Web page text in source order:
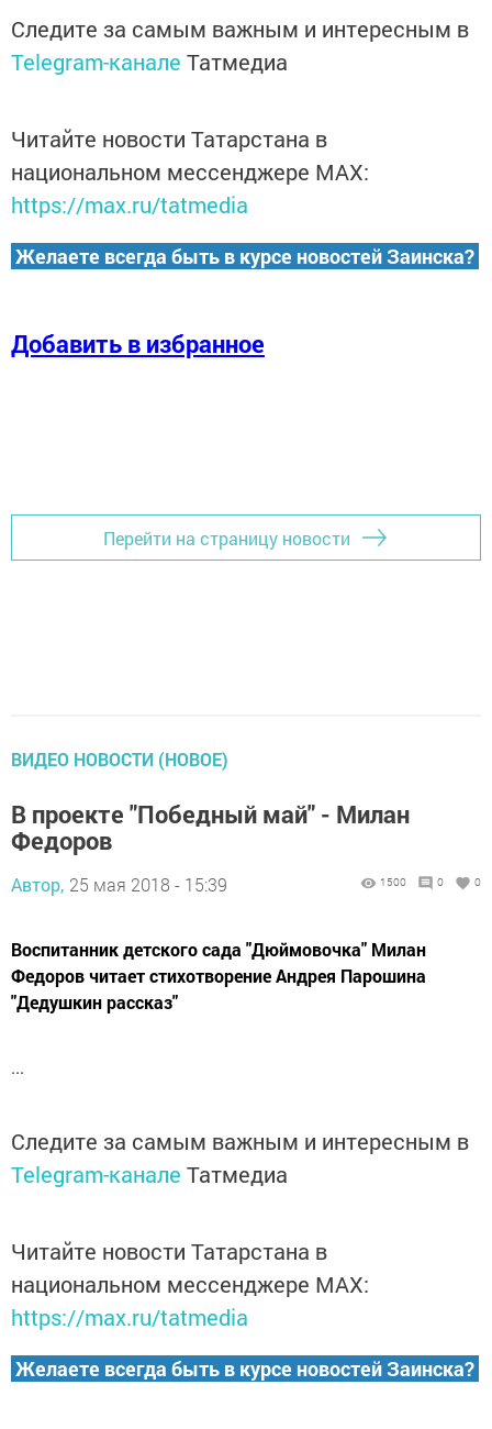
Следите за самым важным и интересным в
Telegram-канале Татмедиа
Читайте новости Татарстана в
национальном мессенджере MАХ:
https://max.ru/tatmedia
Желаете всегда быть в курсе новостей Заинска?
Добавить в избранное
Перейти на страницу новости
ВИДЕО НОВОСТИ (НОВОЕ)
В проекте "Победный май" - Милан
Федоров
Автор, 25 мая 2018 - 15:39 1500 0 0
Воспитанник детского сада "Дюймовочка" Милан
Федоров читает стихотворение Андрея Парошина
"Дедушкин рассказ"
...
Следите за самым важным и интересным в
Telegram-канале Татмедиа
Читайте новости Татарстана в
национальном мессенджере MАХ:
https://max.ru/tatmedia
Желаете всегда быть в курсе новостей Заинска?